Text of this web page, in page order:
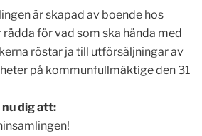
är skapad av boende hos
för vad som ska hända med
röstar ja till utförsäljningar av
på kommunfullmäktige den 31
dig att: